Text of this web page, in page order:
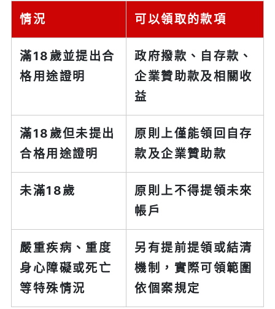
情況 可以領取的款項
滿18歲並提出合
格用途證明
政府撥款、自存款、
企業贊助款及相關收
益
滿18歲但未提出
合格用途證明
原則上僅能領回自存
款及企業贊助款
未滿18歲
原則上不得提領未來
帳戶
嚴重疾病、重度
身心障礙或死亡
等特殊情況
另有提前提領或結清
機制，實際可領範圍
依個案規定